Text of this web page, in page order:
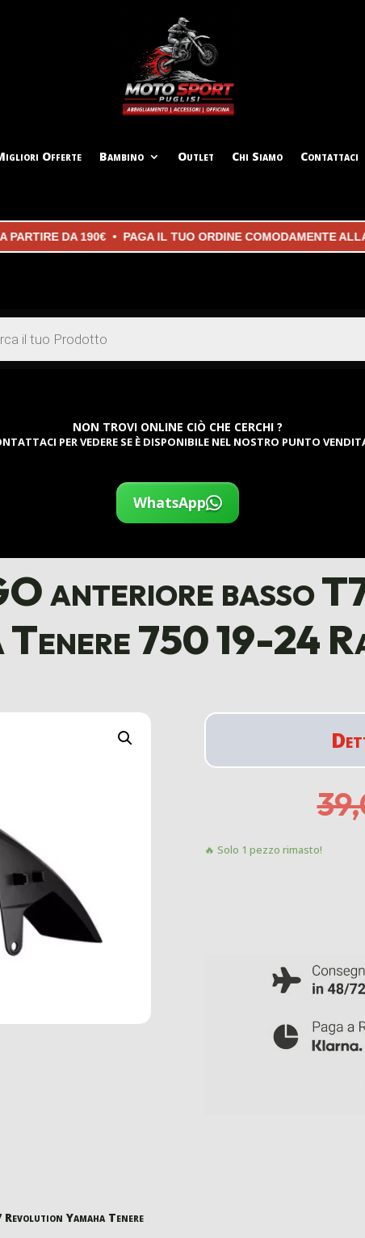
Offerte Bambino Outlet Chi Siamo Contattaci
DA 190€ • PAGA IL TUO ORDINE COMODAMENTE ALLA
NON TROVI ONLINE CIÒ CHE CERCHI ?
PER VEDERE SE È DISPONIBILE NEL NOSTRO PUNTO
WhatsApp
anteriore basso
Tenere 750 19-24
Yamaha Tenere
🔥 Solo 1 pezzo rimasto!